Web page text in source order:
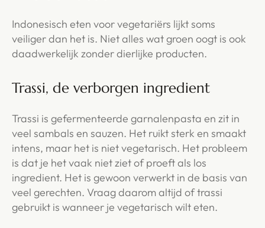
Indonesisch eten voor vegetariërs lijkt soms
veiliger dan het is. Niet alles wat groen oogt is ook
daadwerkelijk zonder dierlijke producten.
Trassi, de verborgen ingredient
Trassi is gefermenteerde garnalenpasta en zit in
veel sambals en sauzen. Het ruikt sterk en smaakt
intens, maar het is niet vegetarisch. Het probleem
is dat je het vaak niet ziet of proeft als los
ingredient. Het is gewoon verwerkt in de basis van
veel gerechten. Vraag daarom altijd of trassi
gebruikt is wanneer je vegetarisch wilt eten.